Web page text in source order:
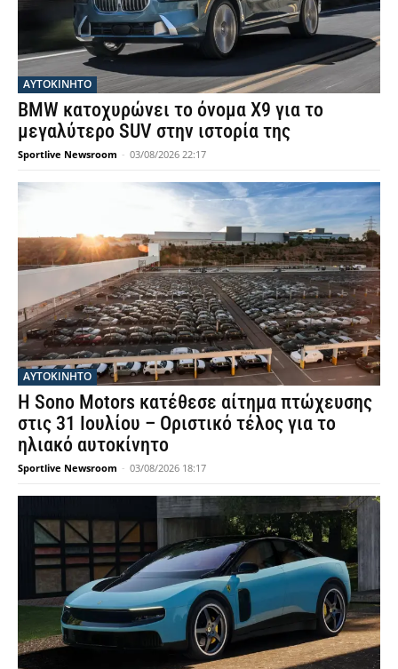
ΑΥΤΟΚΙΝΗΤΟ
BMW κατοχυρώνει το όνομα X9 για το
μεγαλύτερο SUV στην ιστορία της
Sportlive Newsroom - 03/08/2026 22:17
ΑΥΤΟΚΙΝΗΤΟ
Η Sono Motors κατέθεσε αίτημα πτώχευσης
στις 31 Ιουλίου – Οριστικό τέλος για το
ηλιακό αυτοκίνητο
Sportlive Newsroom - 03/08/2026 18:17